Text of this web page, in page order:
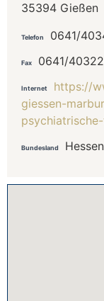
35394 Gießen
Telefon 0641/
Fax 0641/
Internet
https://
giessen-
Bundesland Hessen